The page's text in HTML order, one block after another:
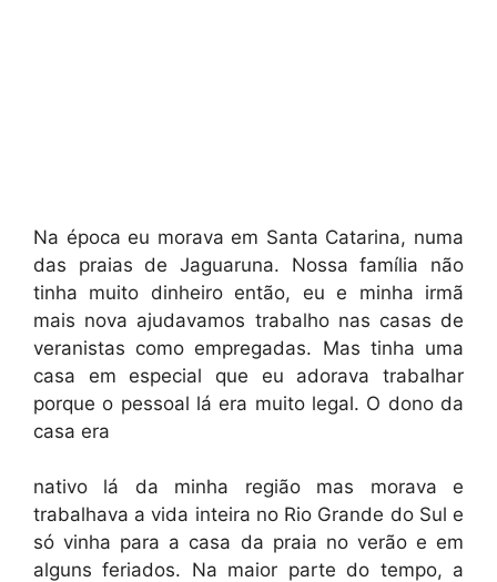
Na época eu morava em Santa Catarina, numa
das praias de Jaguaruna. Nossa família não
tinha muito dinheiro então, eu e minha irmã
mais nova ajudavamos trabalho nas casas de
veranistas como empregadas. Mas tinha uma
casa em especial que eu adorava trabalhar
porque o pessoal lá era muito legal. O dono da
casa era
nativo lá da minha região mas morava e
trabalhava a vida inteira no Rio Grande do Sul e
só vinha para a casa da praia no verão e em
alguns feriados. Na maior parte do tempo, a